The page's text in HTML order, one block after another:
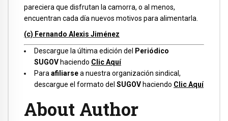
pareciera que disfrutan la camorra, o al menos,
encuentran cada día nuevos motivos para alimentarla.
(c) Fernando Alexis Jiménez
Descargue la última edición del Periódico
SUGOVhaciendo Clic Aquí
Para afiliarsea nuestra organización sindical,
descargue el formato del SUGOVhaciendo Clic Aquí
About Author